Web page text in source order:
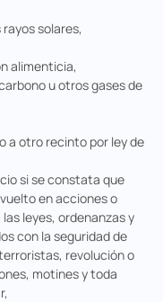
solares,
alimenticia,
u otros gases de
a otro recinto por ley de
si se constata que
en acciones o
leyes, ordenanzas y
con la seguridad de
revolución o
motines y toda